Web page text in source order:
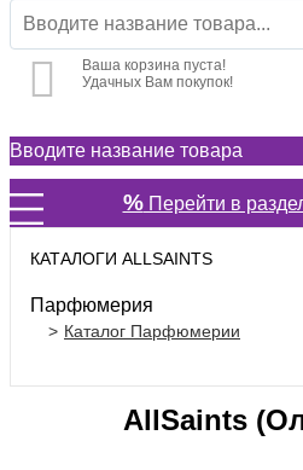
Ваша корзина пуста!
Удачных Вам покупок!
%Перейти в
КАТАЛОГИ ALLSAINTS
Парфюмерия
Каталог Парфюмерии
AllSaints